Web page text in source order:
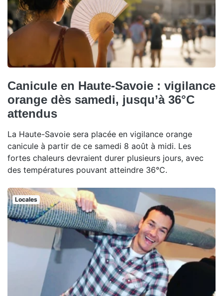
Canicule en Haute-Savoie : vigilance
orange dès samedi, jusqu’à 36°C
attendus
La Haute-Savoie sera placée en vigilance orange
canicule à partir de ce samedi 8 août à midi. Les
fortes chaleurs devraient durer plusieurs jours, avec
des températures pouvant atteindre 36°C.
Locales